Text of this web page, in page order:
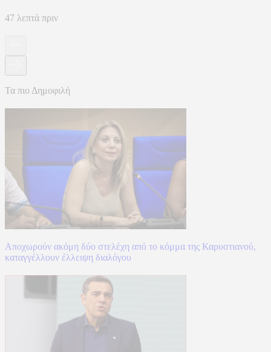
47 λεπτά πριν
Τα πιο Δημοφιλή
Αποχωρούν ακόμη δύο στελέχη από το κόμμα της Καρυστιανού,
καταγγέλλουν έλλειψη διαλόγου